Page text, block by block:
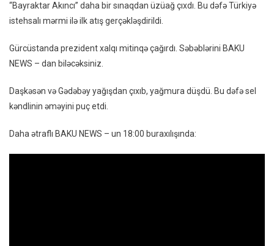
–
“Bayraktar Akıncı” daha bir sınaqdan üzüağ çıxdı. Bu dəfə Türkiyə
istehsalı mərmi ilə ilk atış gerçəkləşdirildi.
Gürcüstanda prezident xalqı mitinqə çağırdı. Səbəblərini BAKU
NEWS – dan biləcəksiniz.
Daşkəsən və Gədəbəy yağışdan çıxıb, yağmura düşdü. Bu dəfə sel
kəndlinin əməyini puç etdi.
Daha ətraflı BAKU NEWS – un 18:00 buraxılışında: